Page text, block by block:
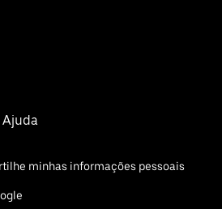
Ajuda
minhas informações pessoais